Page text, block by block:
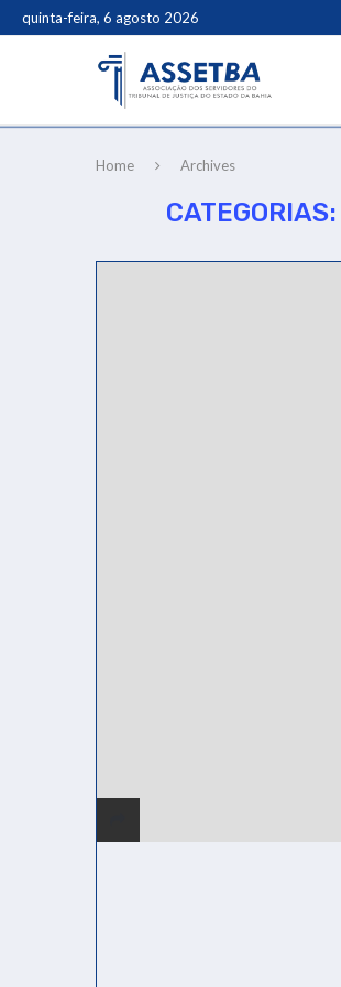
quinta-feira, 6 agosto 2026
Home Archives
CATEGORIAS: